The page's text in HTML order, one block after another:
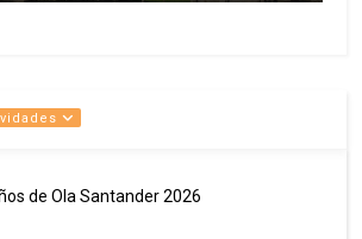
de Ola Santander 2026